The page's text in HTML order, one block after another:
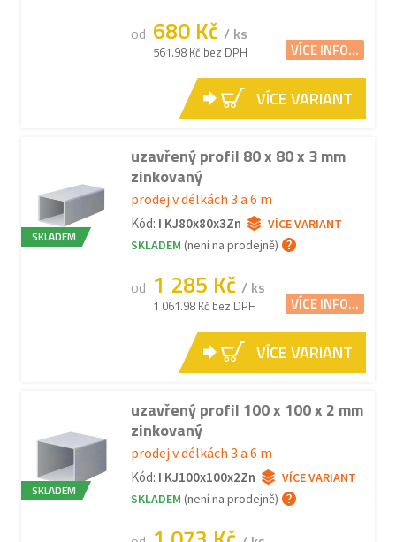
od 680 Kč / ks
561.98 Kč bez DPH VÍCE INFO...
VÍCE VARIANT
SKLADEM
uzavřený profil 80 x 80 x 3 mm
zinkovaný
prodej v délkách 3 a 6 m
Kód: I KJ80x80x3Zn
VÍCE VARIANT
SKLADEM (není na prodejně)
od 1 285 Kč / ks
1 061.98 Kč bez DPH VÍCE INFO...
VÍCE VARIANT
SKLADEM
uzavřený profil 100 x 100 x 2 mm
zinkovaný
prodej v délkách 3 a 6 m
Kód: I KJ100x100x2Zn
VÍCE VARIANT
SKLADEM (není na prodejně)